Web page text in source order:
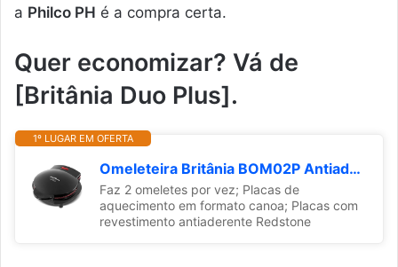
a Philco PH é a compra certa.
Quer economizar? Vá de
[Britânia Duo Plus].
1º LUGAR EM OFERTA
Omeleteira Britânia BOM02P Antiaderente Redstone 750W 127V
Faz 2 omeletes por vez; Placas de
aquecimento em formato canoa; Placas com
revestimento antiaderente Redstone